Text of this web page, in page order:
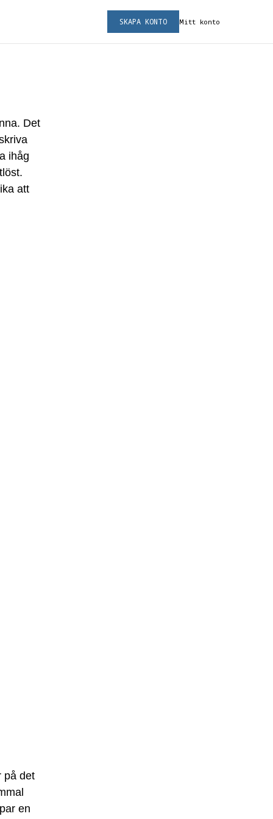
Mitt konto
SKAPA KONTO
Det
ihåg
att
på det
en